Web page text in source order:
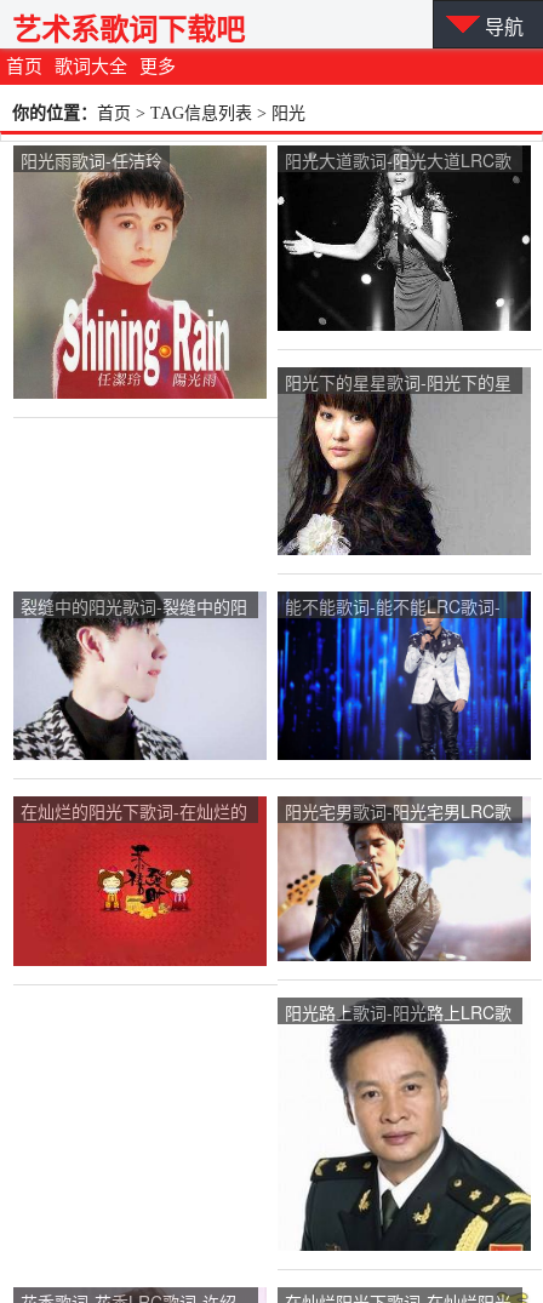
首页 歌词大全 更多
艺术系歌词下载吧 导航
你的位置： 首页 > TAG信息列表 > 阳光
阳光雨歌词-任洁玲
阳光大道歌词-阳光大道LRC歌
阳光下的星星歌词-阳光下的星
星LRC歌词-金海心
裂缝中的阳光歌词-裂缝中的阳
光LRC歌词-林俊杰
能不能歌词-能不能LRC歌词-
余枫
在灿烂的阳光下歌词-在灿烂的
阳光下LRC歌词-群星
阳光宅男歌词-阳光宅男LRC歌
词-周杰伦
阳光路上歌词-阳光路上LRC歌
词-阎维文